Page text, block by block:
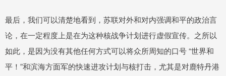
最后，我们可以清楚地看到，苏联对外和对内强调和平的政治言
论，在一定程度上是在为这种核战争计划进行虚假宣传。之所以
如此，是因为没有其他任何方式可以将众所周知的口号 “世界和
平！”和滨海方面军的快速进攻计划与核打击，尤其是对鹿特丹港